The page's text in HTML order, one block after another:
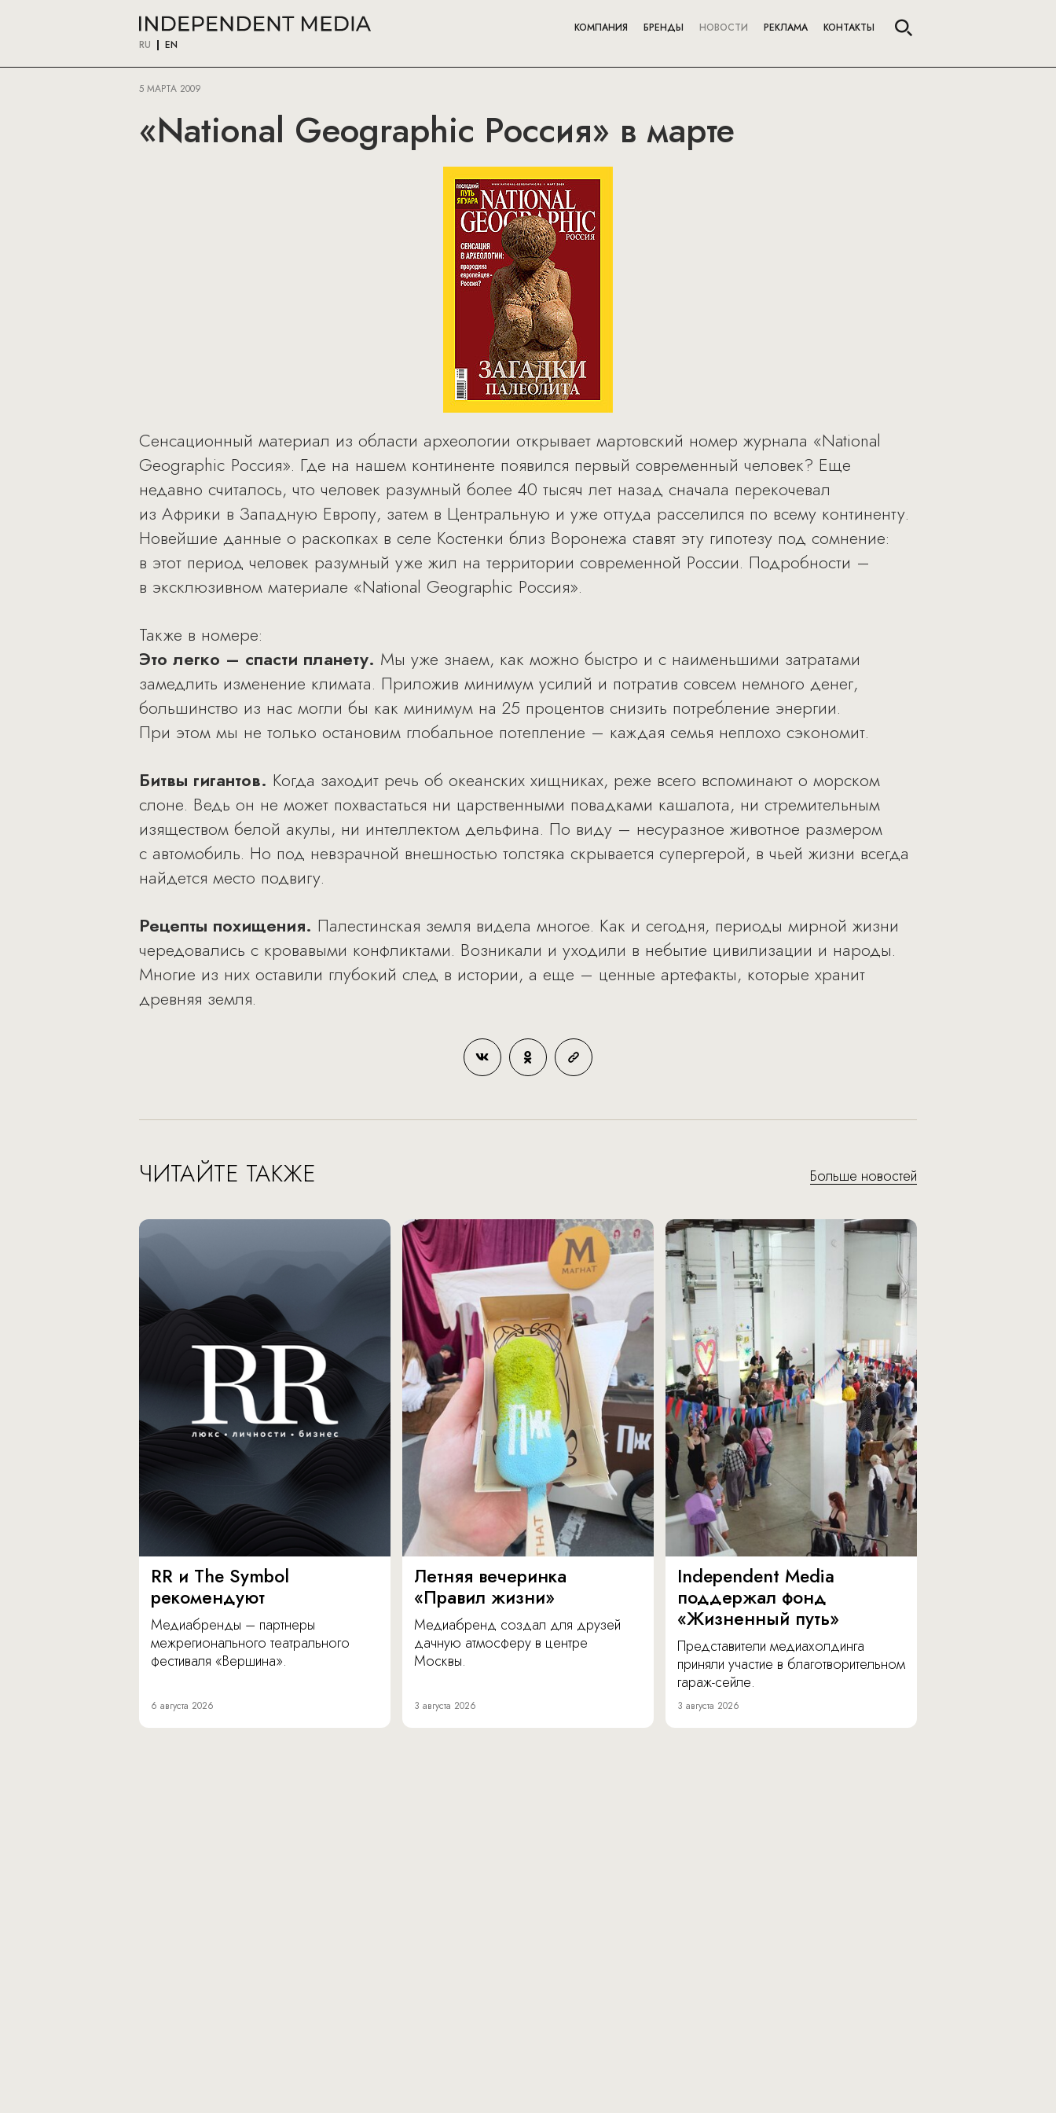
RU EN
КОМПАНИЯ БРЕНДЫ НОВОСТИ РЕКЛАМА КОНТАКТЫ
5 МАРТА 2009
«National Geographic Россия» в марте
Сенсационный материал из области археологии открывает мартовский номер журнала «National
Geographic Россия». Где на нашем континенте появился первый современный человек? Еще
недавно считалось, что человек разумный более 40 тысяч лет назад сначала перекочевал
из Африки в Западную Европу, затем в Центральную и уже оттуда расселился по всему континенту.
Новейшие данные о раскопках в селе Костенки близ Воронежа ставят эту гипотезу под сомнение:
в этот период человек разумный уже жил на территории современной России. Подробности –
в эксклюзивном материале «National Geographic Россия».
Также в номере:
Это легко – спасти планету. Мы уже знаем, как можно быстро и с наименьшими затратами
замедлить изменение климата. Приложив минимум усилий и потратив совсем немного денег,
большинство из нас могли бы как минимум на 25 процентов снизить потребление энергии.
При этом мы не только остановим глобальное потепление – каждая семья неплохо сэкономит.
Битвы гигантов. Когда заходит речь об океанских хищниках, реже всего вспоминают о морском
слоне. Ведь он не может похвастаться ни царственными повадками кашалота, ни стремительным
изяществом белой акулы, ни интеллектом дельфина. По виду – несуразное животное размером
с автомобиль. Но под невзрачной внешностью толстяка скрывается супергерой, в чьей жизни всегда
найдется место подвигу.
Рецепты похищения. Палестинская земля видела многое. Как и сегодня, периоды мирной жизни
чередовались с кровавыми конфликтами. Возникали и уходили в небытие цивилизации и народы.
Многие из них оставили глубокий след в истории, а еще – ценные артефакты, которые хранит
древняя земля.
ЧИТАЙТЕ ТАКЖЕ Больше новостей
RR и The Symbol
рекомендуют
Медиабренды – партнеры
межрегионального театрального
фестиваля «Вершина».
6 августа 2026
Летняя вечеринка
«Правил жизни»
Медиабренд создал для друзей
дачную атмосферу в центре
Москвы.
3 августа 2026
Independent Media
поддержал фонд
«Жизненный путь»
Представители медиахолдинга
приняли участие в благотворительном
гараж-сейле.
3 августа 2026